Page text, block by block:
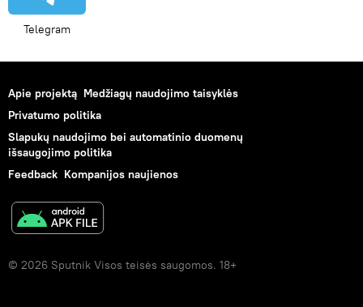
Telegram
Apie projektą Medžiagų naudojimo taisyklės
Privatumo politika
Slapukų naudojimo bei automatinio duomenų
išsaugojimo politika
Feedback Kompanijos naujienos
© 2026 Sputnik Visos teisės saugomos. 18+